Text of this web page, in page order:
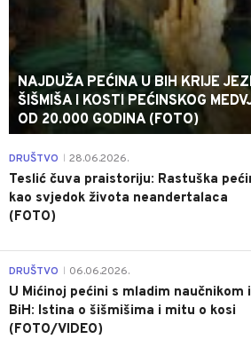
NAJDUŽA PEĆINA U BIH KRIJE
ŠIŠMIŠA I KOSTI PEĆINSKOG
OD 20.000 GODINA (FOTO)
DRUŠTVO 28.06.2026.
Teslić čuva praistoriju: Rastuška
kao svjedok života neandertalaca
(FOTO)
DRUŠTVO 06.06.2026.
U Mićinoj pećini s mladim naučnikom
BiH: Istina o šišmišima i mitu o kosi
(FOTO/VIDEO)